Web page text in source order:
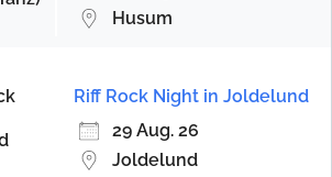
Husum
Riff Rock Night in Joldelund
29 Aug. 26
Joldelund